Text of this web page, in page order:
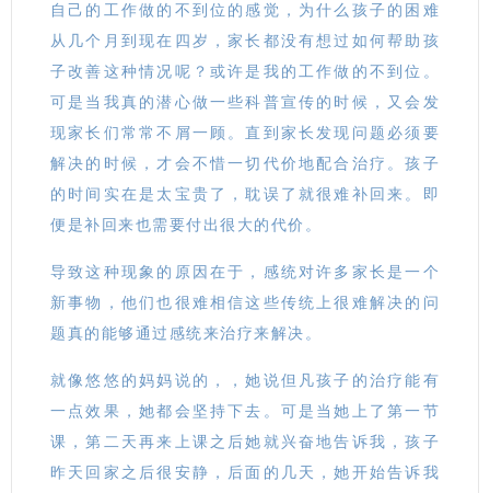
自己的工作做的不到位的感觉，为什么孩子的困难
从几个月到现在四岁，家长都没有想过如何帮助孩
子改善这种情况呢？或许是我的工作做的不到位。
可是当我真的潜心做一些科普宣传的时候，又会发
现家长们常常不屑一顾。直到家长发现问题必须要
解决的时候，才会不惜一切代价地配合治疗。孩子
的时间实在是太宝贵了，耽误了就很难补回来。即
便是补回来也需要付出很大的代价。
导致这种现象的原因在于，感统对许多家长是一个
新事物，他们也很难相信这些传统上很难解决的问
题真的能够通过感统来治疗来解决。
就像悠悠的妈妈说的，，她说但凡孩子的治疗能有
一点效果，她都会坚持下去。可是当她上了第一节
课，第二天再来上课之后她就兴奋地告诉我，孩子
昨天回家之后很安静，后面的几天，她开始告诉我